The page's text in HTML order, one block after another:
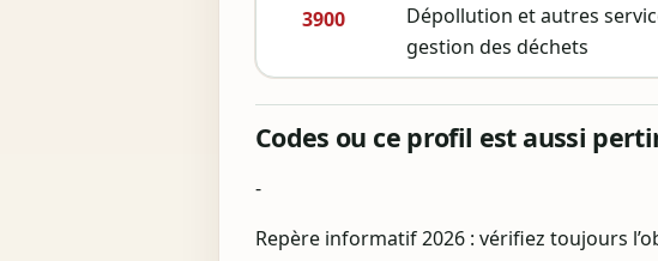
3900
Dépollution et autres
gestion des déchets
Codes ou ce profil est aussi
-
Repère informatif 2026 : vérifiez toujours